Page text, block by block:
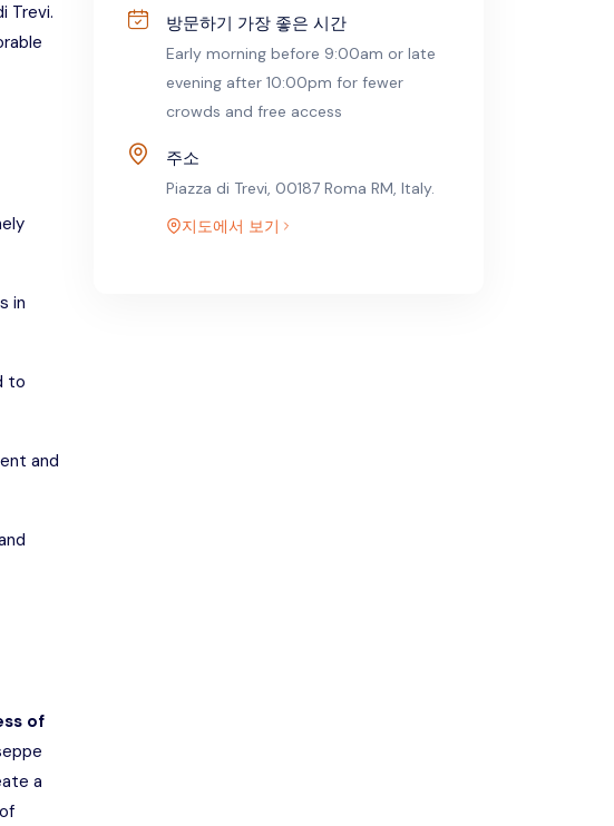
Trevi.
in
to
and
of
a
방문하기 가장 좋은 시간
Early morning before 9:00am or late
evening after 10:00pm for fewer
crowds and free access
주소
Piazza di Trevi, 00187 Roma RM, Italy.
지도에서 보기